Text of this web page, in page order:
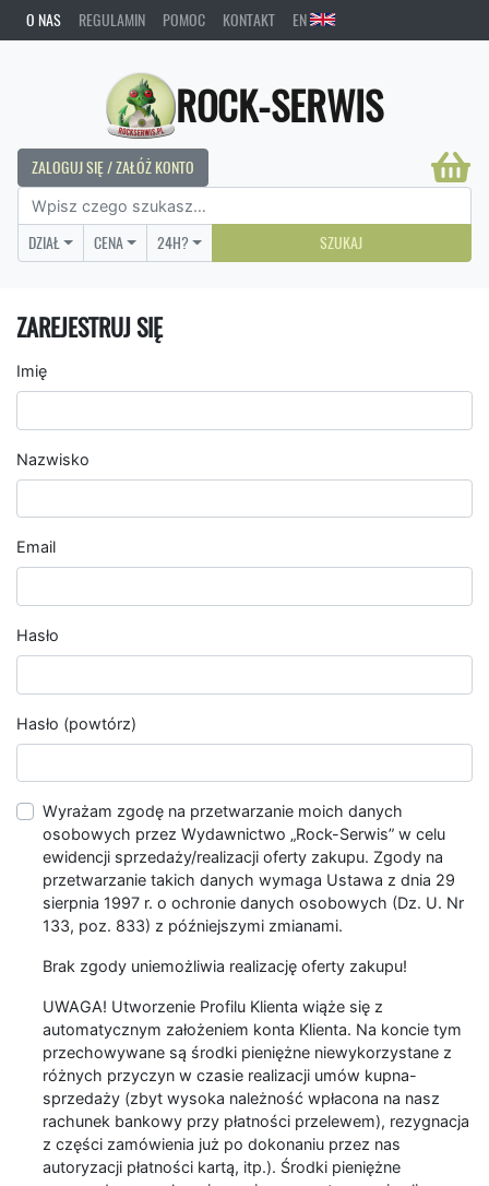
O NAS REGULAMIN POMOC KONTAKT EN
ROCK-SERWIS
ZALOGUJ SIĘ / ZAŁÓŻ KONTO
DZIAŁ CENA 24H? SZUKAJ
ZAREJESTRUJ SIĘ
Imię
Nazwisko
Email
Hasło
Hasło (powtórz)
Wyrażam zgodę na przetwarzanie moich danych
osobowych przez Wydawnictwo „Rock-Serwis” w celu
ewidencji sprzedaży/realizacji oferty zakupu. Zgody na
przetwarzanie takich danych wymaga Ustawa z dnia 29
sierpnia 1997 r. o ochronie danych osobowych (Dz. U. Nr
133, poz. 833) z późniejszymi zmianami.
Brak zgody uniemożliwia realizację oferty zakupu!
UWAGA! Utworzenie Profilu Klienta wiąże się z
automatycznym założeniem konta Klienta. Na koncie tym
przechowywane są środki pieniężne niewykorzystane z
różnych przyczyn w czasie realizacji umów kupna-
sprzedaży (zbyt wysoka należność wpłacona na nasz
rachunek bankowy przy płatności przelewem), rezygnacja
z części zamówienia już po dokonaniu przez nas
autoryzacji płatności kartą, itp.). Środki pieniężne